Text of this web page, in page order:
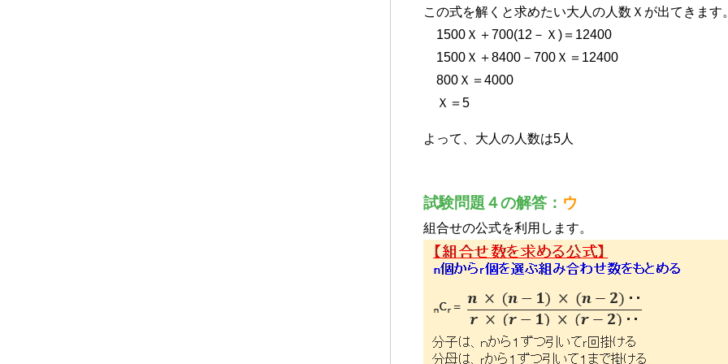
この式を解くと求めたい大人の人数Ｘが出てきます
1500Ｘ＋700(12－Ｘ)＝12400
1500Ｘ＋8400－700Ｘ＝12400
800Ｘ＝4000
Ｘ＝5
よって、大人の人数は5人
試験問題４の解答： ウ
組合せの公式を利用します。